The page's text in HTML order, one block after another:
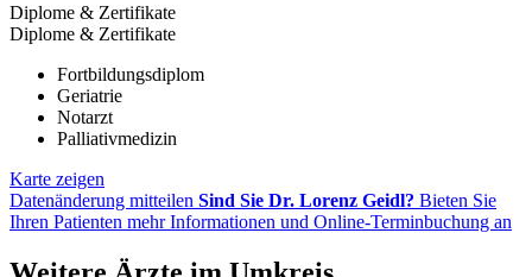
Diplome & Zertifikate
Diplome & Zertifikate
Fortbildungsdiplom
Geriatrie
Notarzt
Palliativmedizin
Karte zeigen
Datenänderung mitteilen Sind Sie Dr. Lorenz Geidl? Bieten Sie
Ihren Patienten mehr Informationen und Online-Terminbuchung an